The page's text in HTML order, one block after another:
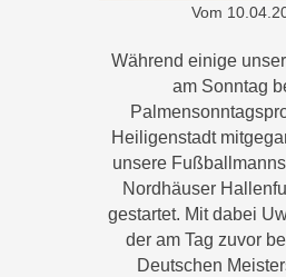
Vom
Während einige
am Sonntag
Heiligenstadt
unsere
Nordhäuser
gestartet. Mit dabei
der am Tag zuvor
Deutschen